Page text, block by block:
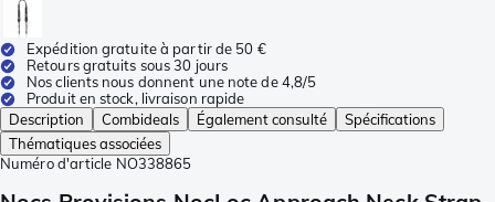
Expédition gratuite à partir de 50 €
Retours gratuits sous 30 jours
Nos clients nous donnent une note de 4,8/5
Produit en stock, livraison rapide
Description
Combideals Également consulté
Spécifications
Thématiques associées
Numéro d'article NO338865